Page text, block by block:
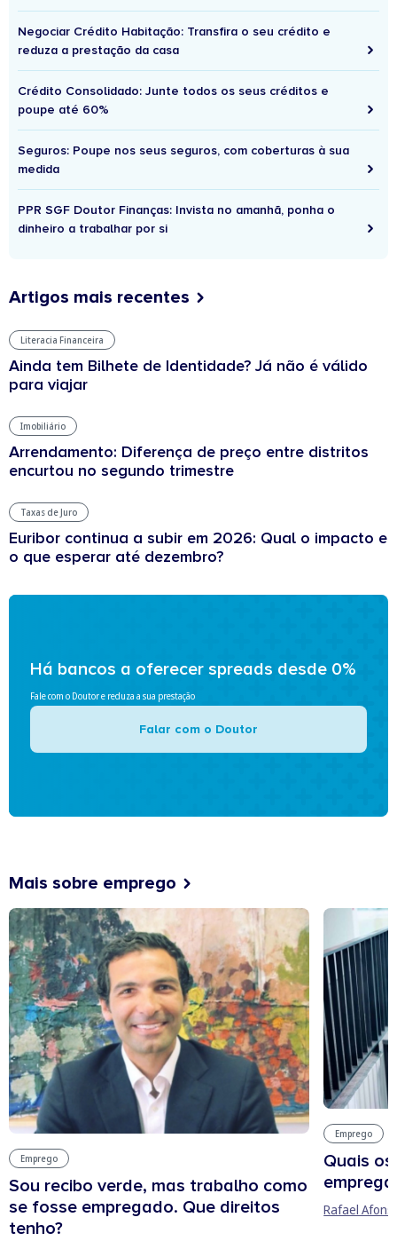
Negociar Crédito Habitação: Transfira o seu crédito e
reduza a prestação da casa
Crédito Consolidado: Junte todos os seus créditos e
poupe até 60%
Seguros: Poupe nos seus seguros, com coberturas à sua
medida
PPR SGF Doutor Finanças: Invista no amanhã, ponha o
dinheiro a trabalhar por si
Artigos mais recentes
Literacia Financeira
Ainda tem Bilhete de Identidade? Já não é válido
para viajar
Imobiliário
Arrendamento: Diferença de preço entre distritos
encurtou no segundo trimestre
Taxas de Juro
Euribor continua a subir em 2026: Qual o impacto e
o que esperar até dezembro?
Há bancos a oferecer spreads desde 0%
Fale com o Doutor e reduza a sua prestação
Falar com o Doutor
Mais sobre emprego
Emprego
Sou recibo verde, mas trabalho como
se fosse empregado. Que direitos
tenho?
Emprego
Quais
Rafael